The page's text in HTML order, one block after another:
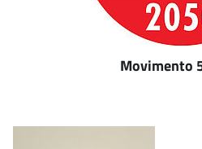
Movimento